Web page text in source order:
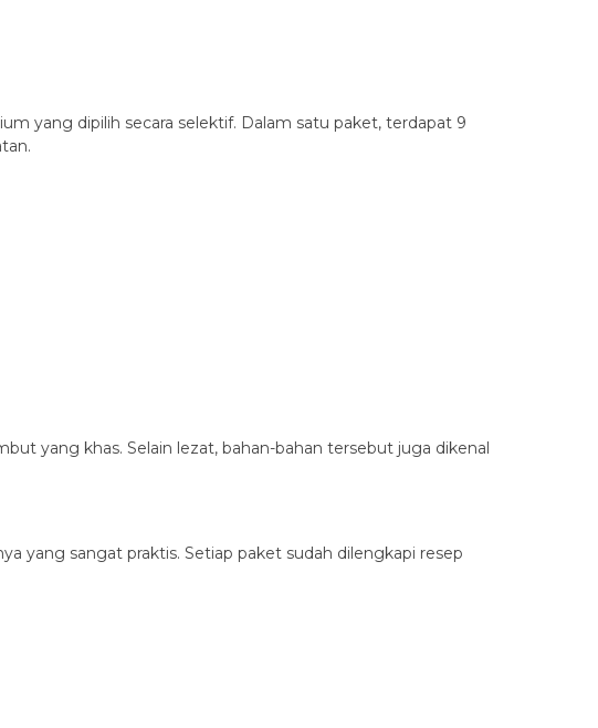
yang dipilih secara selektif. Dalam satu paket, terdapat 9
yang khas. Selain lezat, bahan-bahan tersebut juga dikenal
yang sangat praktis. Setiap paket sudah dilengkapi resep